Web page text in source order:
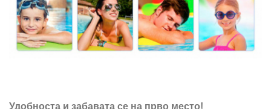
Удобноста и забавата се на прво место!